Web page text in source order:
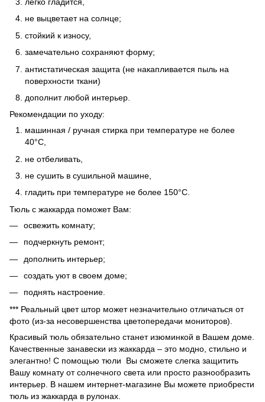
не выцветает на солнце;
стойкий к износу,
замечательно сохраняют форму;
антистатическая защита (не накапливается пыль на
поверхности ткани)
дополнит любой интерьер.
Рекомендации по уходу:
машинная / ручная стирка при температуре не более
40°C,
не отбеливать,
не сушить в сушильной машине,
гладить при температуре не более 150°C.
Тюль с жаккарда поможет Вам:
освежить комнату;
подчеркнуть ремонт;
дополнить интерьер;
создать уют в своем доме;
поднять настроение.
*** Реальный цвет штор может незначительно отличаться от
фото (из-за несовершенства цветопередачи мониторов).
Красивый тюль обязательно станет изюминкой в Вашем доме.
Качественные занавески из жаккарда – это модно, стильно и
элегантно! С помощью тюли Вы сможете слегка защитить
Вашу комнату от солнечного света или просто разнообразить
интерьер. В нашем интернет-магазине Вы можете приобрести
тюль из жаккарда в рулонах.